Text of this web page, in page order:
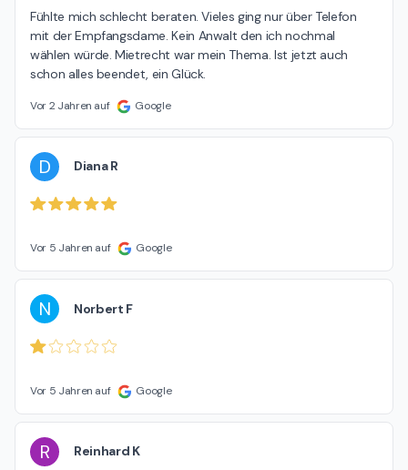
Fühlte mich schlecht beraten. Vieles ging nur über Telefon
mit der Empfangsdame. Kein Anwalt den ich nochmal
wählen würde. Mietrecht war mein Thema. Ist jetzt auch
schon alles beendet, ein Glück.
Vor 2 Jahren auf Google
D Diana R
Vor 5 Jahren auf Google
N Norbert F
Vor 5 Jahren auf Google
R Reinhard K